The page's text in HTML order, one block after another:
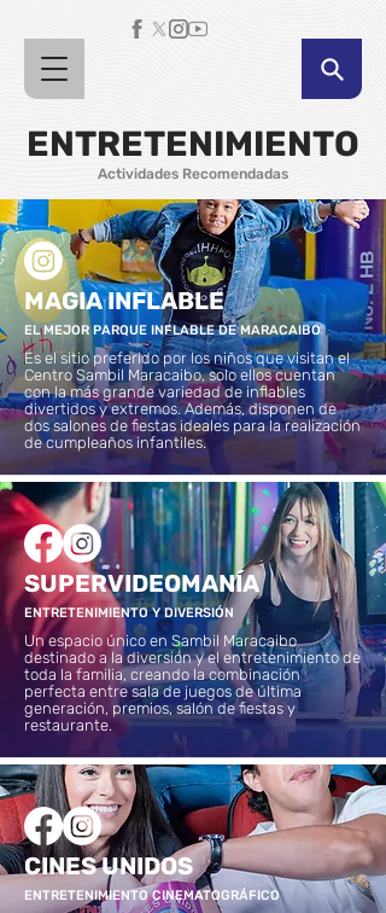
ENTRETENIMIENTO
Actividades Recomendadas
MAGIA INFLABLE
EL MEJOR PARQUE INFLABLE DE MARACAIBO
Es el sitio preferido por los niños que visitan el
Centro Sambil Maracaibo, solo ellos cuentan
con la más grande variedad de inflables
divertidos y extremos. Además, disponen de
dos salones de fiestas ideales para la realización
de cumpleaños infantiles.
SUPERVIDEOMANÍA
ENTRETENIMIENTO Y DIVERSIÓN
Un espacio único en Sambil Maracaibo
destinado a la diversión y el entretenimiento de
toda la familia, creando la combinación
perfecta entre sala de juegos de última
generación, premios, salón de fiestas y
restaurante.
CINES UNIDOS
ENTRETENIMIENTO CINEMATOGRÁFICO